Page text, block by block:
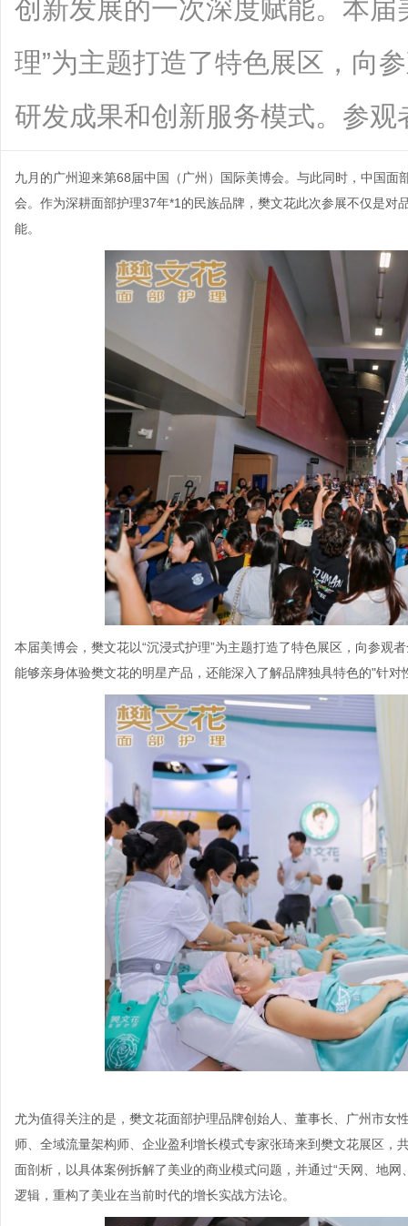
创新发展的一次深度赋能。本届
理”为主题打造了特色展区，向
研发成果和创新服务模式。参观
九月的广州迎来第68届中国（广州）国际美博会。与此同时，中国
会。作为深耕面部护理37年*1的民族品牌，樊文花此次参展不仅是
能。
本届美博会，樊文花以“沉浸式护理”为主题打造了特色展区，向参观
能够亲身体验樊文花的明星产品，还能深入了解品牌独具特色的"针
尤为值得关注的是，樊文花面部护理品牌创始人、董事长、广州市女
师、全域流量架构师、企业盈利增长模式专家张琦来到樊文花展区
面剖析，以具体案例拆解了美业的商业模式问题，并通过“天网、地
逻辑，重构了美业在当前时代的增长实战方法论。